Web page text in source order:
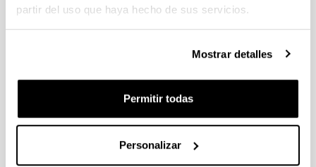
partir del uso que haya hecho de sus servicios.
Mostrar detalles
Permitir todas
Personalizar
Asesorar al/a la estudiante en la definición de la
adecuadas y la correcta referenciación de las
Ayudar al/ a la estudiante a fijar un calendario y
de los objetivos establecidos.